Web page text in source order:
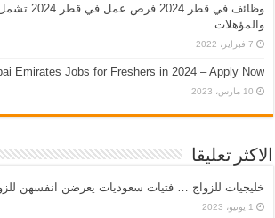
وظائف في قطر
والمؤهلات
7 فبراير، 2022
Emirates Jobs for Freshers in 2024 – Apply Now
10 مارس، 2023
الاكثر تعليقا
خليجيات للزواج … فتيات سعوديات يعرضن انفسهن
1 يونيو، 2023